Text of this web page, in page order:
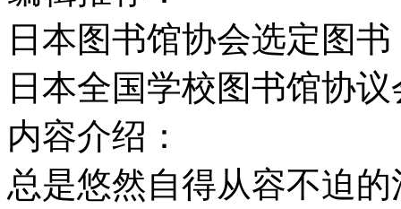
日本图书馆协会选定图书
日本全国学校图书馆协
内容介绍：
总是悠然自得从容不迫